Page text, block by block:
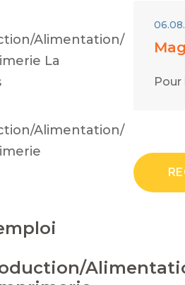
Pour
Alimentation/
La
Alimentation/